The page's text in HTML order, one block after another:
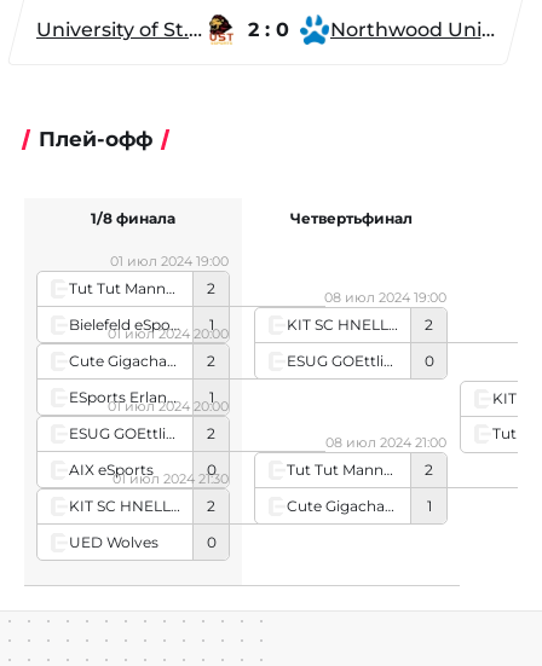
University of St. Thomas 2 : 0 Northwood University
Плей-офф
Tut Tut Mannheim
2
Bielefeld eSports
1
01 июл 2024 19:00
Cute Gigachads
2
ESports Erlangen
1
01 июл 2024 20:00
ESUG GOEttlike
2
AIX eSports
0
01 июл 2024 20:00
KIT SC HNELLEBRILLE
2
UED Wolves
0
01 июл 2024 21:30
1/8 финала
KIT SC HNELLEBRILLE
2
ESUG GOEttlike
0
08 июл 2024 19:00
Tut Tut Mannheim
2
Cute Gigachads
1
08 июл 2024 21:00
Четвертьфинал